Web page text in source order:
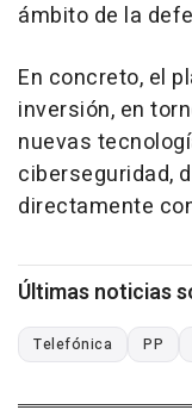
ámbito de la
En concreto, el
inversión, en
nuevas
ciberseguridad,
directamente
Últimas noticias
Telefónica PP